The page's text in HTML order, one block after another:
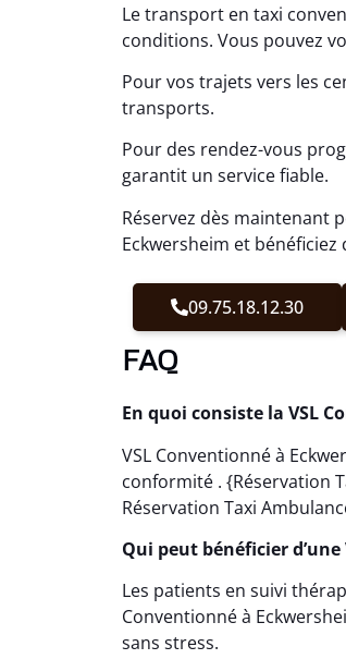
Le transport en taxi
conditions. Vous pouvez
Pour vos trajets vers les
transports.
Pour des rendez-vous
garantit un service fiable.
Réservez dès maintenant
Eckwersheim et bénéficiez
09.75.18.12.30
FAQ
En quoi consiste la VSL
VSL Conventionné à
conformité . {Réservation
Réservation Taxi
Qui peut bénéficier
Les patients en suivi
Conventionné à
sans stress.